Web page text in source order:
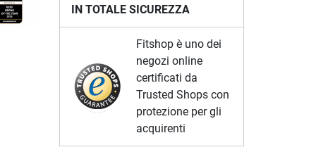
IN TOTALE SICUREZZA
Fitshop è uno dei
negozi online
certificati da
Trusted Shops con
protezione per gli
acquirenti